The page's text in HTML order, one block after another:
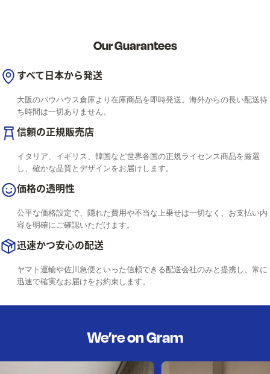
Our Guarantees
すべて日本から発送
大阪のバウハウス倉庫より在庫商品を即時発送。海外からの長い配送待
ち時間は一切ありません。
信頼の正規販売店
イタリア、イギリス、韓国など世界各国の正規ライセンス商品を厳選
し、確かな品質とデザインをお届けします。
価格の透明性
公平な価格設定で、隠れた費用や不当な上乗せは一切なく、お支払い内
容を明確にご確認いただけます。
迅速かつ安心の配送
ヤマト運輸や佐川急便といった信頼できる配送会社のみと提携し、常に
迅速で確実なお届けをお約束します。
We’re on Gram